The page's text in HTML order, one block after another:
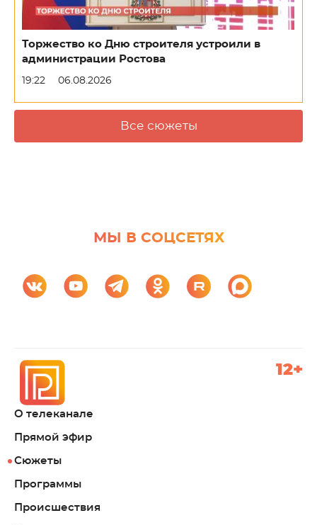
Торжество ко Дню строителя устроили в
администрации Ростова
19:22 06.08.2026
Все сюжеты
МЫ В СОЦСЕТЯХ
О телеканале
Прямой эфир
Сюжеты
Программы
Происшествия
12+